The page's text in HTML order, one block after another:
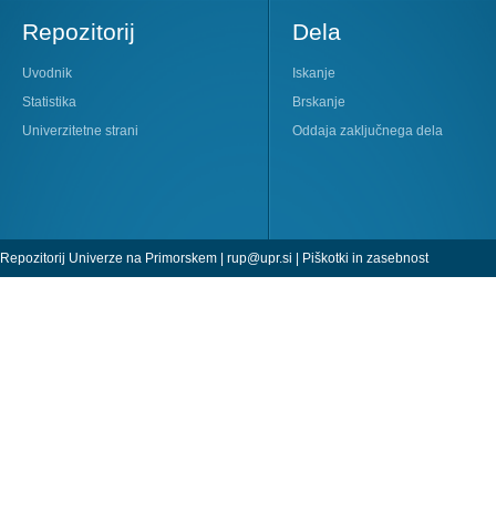
Repozitorij
Uvodnik
Statistika
Univerzitetne strani
Dela
Iskanje
Brskanje
Oddaja zaključnega dela
Repozitorij Univerze na Primorskem | rup@upr.si Piškotki in zasebnost